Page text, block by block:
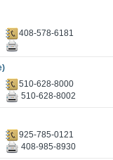
408-578-6181
510-628-8000
510-628-8002
925-785-0121
408-985-8930